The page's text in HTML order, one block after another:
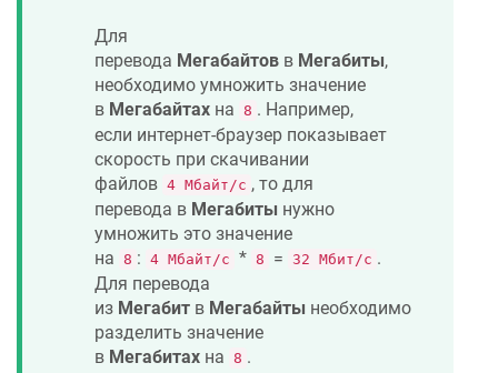
Для
перевода Мегабайтов в Мегабиты,
необходимо умножить значение
в Мегабайтах на 8 . Например,
если интернет-браузер показывает
скорость при скачивании
файлов 4 Мбайт/с , то для
перевода в Мегабиты нужно
умножить это значение
на 8 : 4 Мбайт/с * 8 = 32 Мбит/с .
Для перевода
из Мегабит в Мегабайты необходимо
разделить значение
в Мегабитах на 8 .